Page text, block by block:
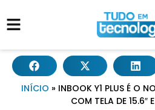
INÍCIO » INBOOK Y1 PLUS É O
COM TELA DE 15.6″